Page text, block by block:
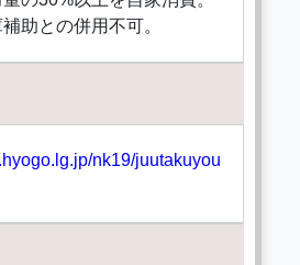
助との併用不可。
nk19/juutakuyou